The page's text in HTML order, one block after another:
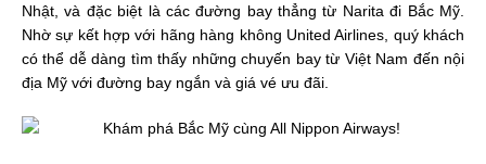
Nhật, và đặc biệt là các đường bay thẳng từ Narita đi Bắc Mỹ.
Nhờ sự kết hợp với hãng hàng không United Airlines, quý khách
có thể dễ dàng tìm thấy những chuyến bay từ Việt Nam đến nội
địa Mỹ với đường bay ngắn và giá vé ưu đãi.